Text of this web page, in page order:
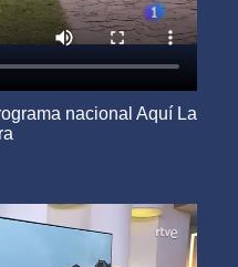
nacional Aquí La